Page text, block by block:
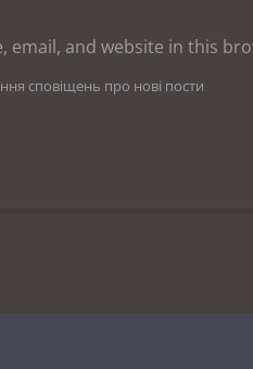
email, and website in this
сповіщень про нові пости